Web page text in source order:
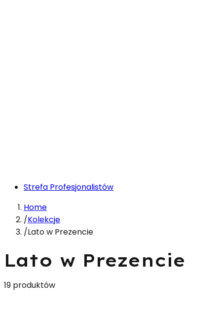
Strefa Profesjonalistów
Home
/Kolekcje
/Lato w Prezencie
Lato w Prezencie
19 produktów